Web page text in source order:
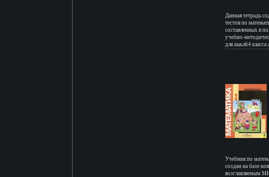
Данная тетрадь
тестов по
составленных в
учебно-
для аыьлб4
работы и тесты
Пособие
информацию об
процессе его
отдельными
Учебник по
создан на базе
возглавляемым